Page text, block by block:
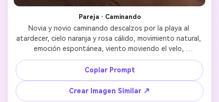
Pareja · Caminando
Novia y novio caminando descalzos por la playa al
atardecer, cielo naranja y rosa cálido, movimiento natural,
emoción espontánea, viento moviendo el velo,
composición cinematográfica, luz y sombra dramática,
detalles realistas del rostro, estilo de fotografía de boda
lujoso
Copiar Prompt
Crear Imagen Similar ↗